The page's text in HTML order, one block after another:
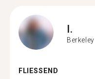
I.
Berkeley
FLIESSEND